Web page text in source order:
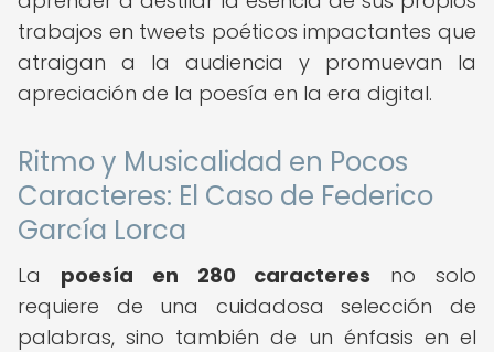
trabajos en tweets poéticos impactantes que
atraigan a la audiencia y promuevan la
apreciación de la poesía en la era digital.
Ritmo y Musicalidad en Pocos
Caracteres: El Caso de Federico
García Lorca
La poesía en 280 caracteres no solo
requiere de una cuidadosa selección de
palabras, sino también de un énfasis en el